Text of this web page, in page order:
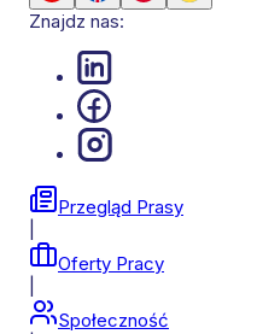
Znajdz nas:
Przegląd Prasy
Oferty Pracy
Społeczność